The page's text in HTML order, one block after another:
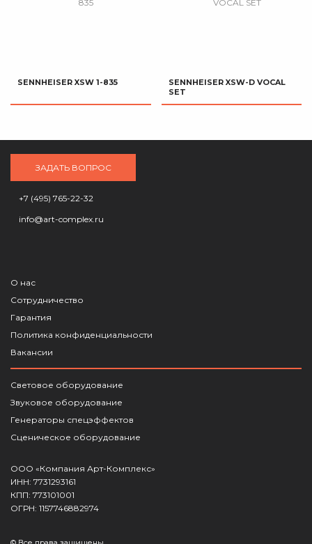
SENNHEISER XSW 1-835
SENNHEISER XSW-D VOCAL
SET
ЗАДАТЬ ВОПРОС
+7 (495) 765-22-32
info@art-complex.ru
О нас
Сотрудничество
Гарантия
Политика конфиденциальности
Вакансии
Световое оборудование
Звуковое оборудование
Генераторы спецэффектов
Сценическое оборудование
ООО «Компания Арт-Комплекс»
ИНН: 7731293161
КПП: 773101001
ОГРН: 1157746882974